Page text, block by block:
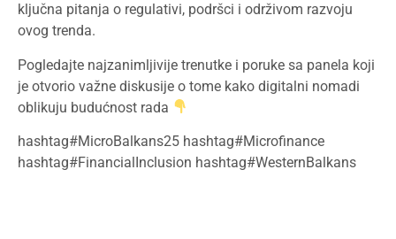
ključna pitanja o regulativi, podršci i održivom razvoju
ovog trenda.
Pogledajte najzanimljivije trenutke i poruke sa panela koji
je otvorio važne diskusije o tome kako digitalni nomadi
oblikuju budućnost rada
hashtag#MicroBalkans25 hashtag#Microfinance
hashtag#FinancialInclusion hashtag#WesternBalkans